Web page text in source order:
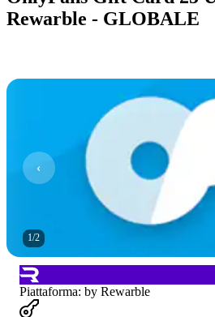
Rewarble - GLOBALE
1/2
Piattaforma: by Rewarble